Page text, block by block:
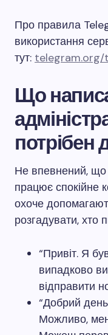
Про правила
використання
тут: telegram.org/
Що
потрібен
Не впевнений, що
працює спокійне
охоче
розгадувати, хто
“Привіт. Я
випадково
відправити
“Добрий
Можливо,